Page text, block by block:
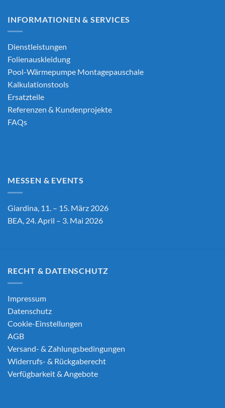
INFORMATIONEN & SERVICES
Dienstleistungen
Folienauskleidung
Pool-Wärmepumpe Montagepauschale
Kalkulationstools
Ersatzteile
Referenzen & Kundenprojekte
FAQs
MESSEN & EVENTS
Giardina, 11. – 15. März 2026
BEA, 24. April – 3. Mai 2026
RECHT & DATENSCHUTZ
Impressum
Datenschutz
Cookie-Einstellungen
AGB
Versand- & Zahlungsbedingungen
Widerrufs- & Rückgaberecht
Verfügbarkeit & Angebote